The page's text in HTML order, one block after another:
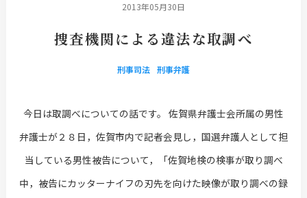
2013年05月30日
捜査機関による違法な取調べ
刑事司法 刑事弁護
今日は取調べについての話です。 佐賀県弁護士会所属の男性
弁護士が２８日，佐賀市内で記者会見し，国選弁護人として担
当している男性被告について，「佐賀地検の検事が取り調べ
中，被告にカッターナイフの刃先を向けた映像が取り調べの録